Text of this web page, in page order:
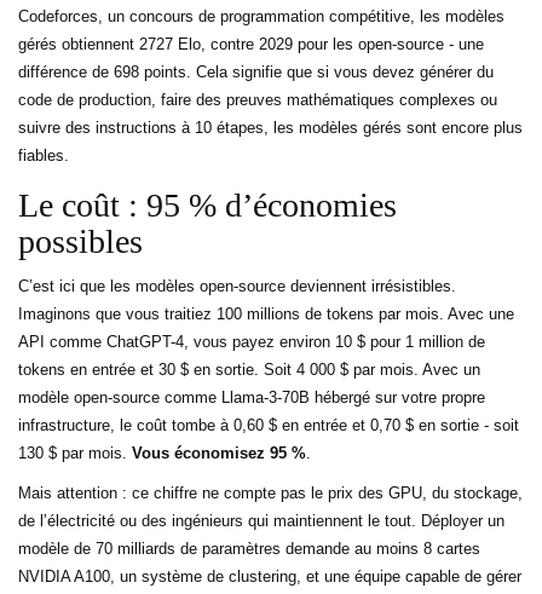
Codeforces, un concours de programmation compétitive, les modèles
gérés obtiennent 2727 Elo, contre 2029 pour les open-source - une
différence de 698 points. Cela signifie que si vous devez générer du
code de production, faire des preuves mathématiques complexes ou
suivre des instructions à 10 étapes, les modèles gérés sont encore plus
fiables.
Le coût : 95 % d’économies
possibles
C’est ici que les modèles open-source deviennent irrésistibles.
Imaginons que vous traitiez 100 millions de tokens par mois. Avec une
API comme ChatGPT-4, vous payez environ 10 $ pour 1 million de
tokens en entrée et 30 $ en sortie. Soit 4 000 $ par mois. Avec un
modèle open-source comme Llama-3-70B hébergé sur votre propre
infrastructure, le coût tombe à 0,60 $ en entrée et 0,70 $ en sortie - soit
130 $ par mois. Vous économisez 95 %.
Mais attention : ce chiffre ne compte pas le prix des GPU, du stockage,
de l’électricité ou des ingénieurs qui maintiennent le tout. Déployer un
modèle de 70 milliards de paramètres demande au moins 8 cartes
NVIDIA A100, un système de clustering, et une équipe capable de gérer